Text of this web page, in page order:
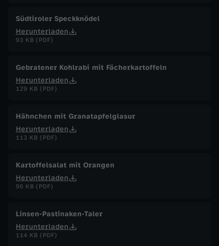
Südtiroler Speckknödel
Herunterladen
93 KB (PDF)
Gebratener Kohlrabi mit Fächerkartoffeln
Herunterladen
129 KB (PDF)
Hähnchen mit Granatapfelglasur
Herunterladen
113 KB (PDF)
Kartoffelsalat mit Orangen
Herunterladen
96 KB (PDF)
Linsen-Pastinaken-Taler
Herunterladen
114 KB (PDF)